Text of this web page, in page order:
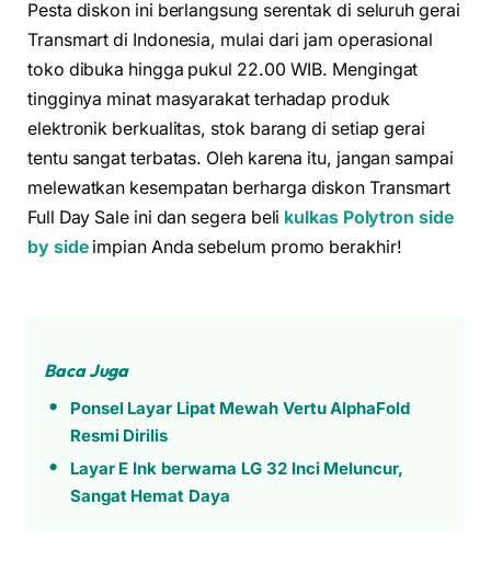
Pesta diskon ini berlangsung serentak di seluruh gerai
Transmart di Indonesia, mulai dari jam operasional
toko dibuka hingga pukul 22.00 WIB. Mengingat
tingginya minat masyarakat terhadap produk
elektronik berkualitas, stok barang di setiap gerai
tentu sangat terbatas. Oleh karena itu, jangan sampai
melewatkan kesempatan berharga diskon Transmart
Full Day Sale ini dan segera beli kulkas Polytron side
by sideimpian Anda sebelum promo berakhir!
Baca Juga
Ponsel Layar Lipat Mewah Vertu AlphaFold
Resmi Dirilis
Layar E Ink berwarna LG 32 Inci Meluncur,
Sangat Hemat Daya